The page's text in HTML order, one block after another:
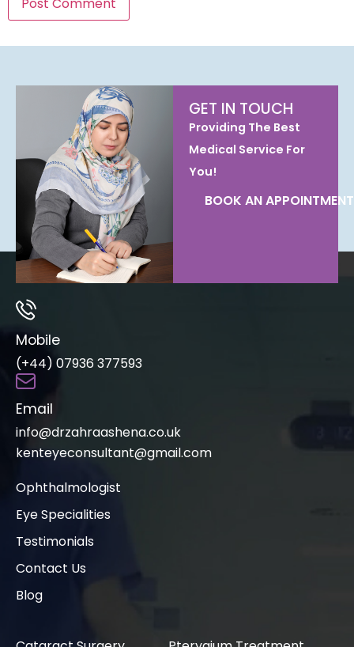
GET IN TOUCH
Providing The Best
Medical Service For
You!
BOOK AN APPOINTMENT
Mobile
(+44) 07936 377593
Email
info@drzahraashena.co.uk
kenteyeconsultant@gmail.com
Ophthalmologist
Eye Specialities
Testimonials
Contact Us
Blog